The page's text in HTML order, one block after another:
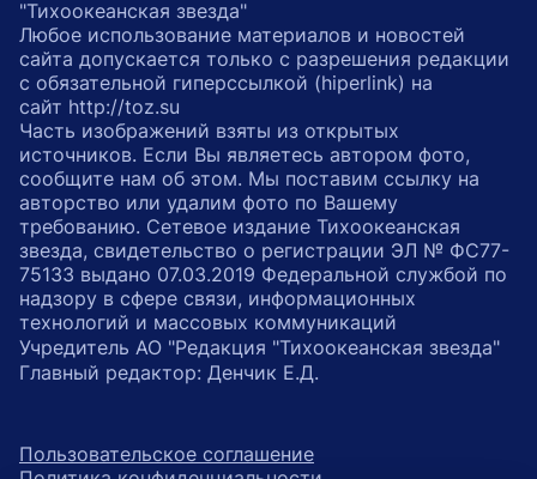
"Тихоокеанская звезда"
Любое использование материалов и новостей
сайта допускается только с разрешения редакции
с обязательной гиперссылкой (hiperlink) на
сайт http://toz.su
Часть изображений взяты из открытых
источников. Если Вы являетесь автором фото,
сообщите нам об этом. Мы поставим ссылку на
авторство или удалим фото по Вашему
требованию. Сетевое издание Тихоокеанская
звезда, свидетельство о регистрации ЭЛ № ФС77-
75133 выдано 07.03.2019 Федеральной службой по
надзору в сфере связи, информационных
технологий и массовых коммуникаций
Учредитель АО "Редакция "Тихоокеанская звезда"
Главный редактор: Денчик Е.Д.
Пользовательское соглашение